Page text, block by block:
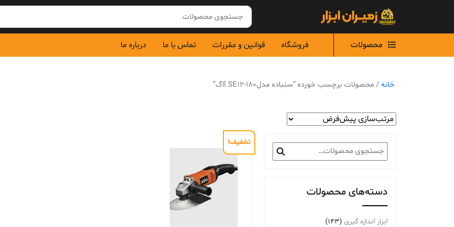
محصولات
فروشگاه قوانین و مقررات تماس با ما درباره ما
خانه/ محصولات برچسب خورده “سنباده مدلSE12-180 آاگ”
تخفیف!
جستجو
برای:
دسته‌های محصولات
ابزار اندازه گیری (143)